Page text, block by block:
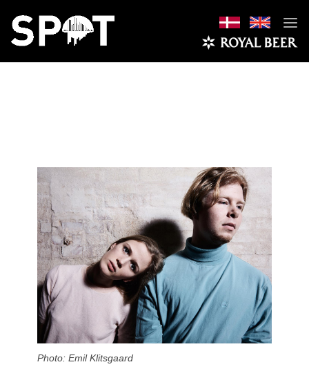
Photo: Emil Klitsgaard